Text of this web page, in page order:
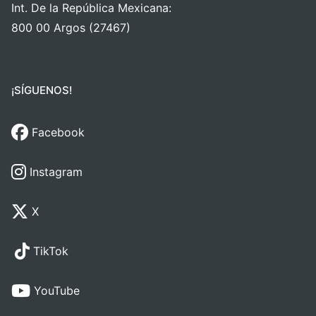
Int. De la República Mexicana:
800 00 Argos (27467)
¡SÍGUENOS!
Facebook
Instagram
X
TikTok
YouTube